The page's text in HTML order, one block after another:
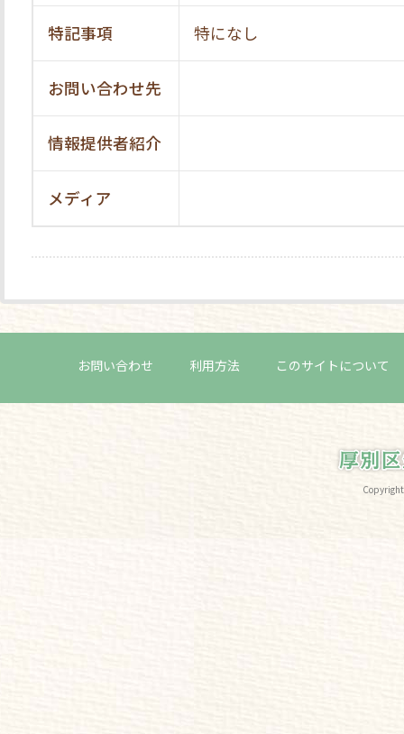
特記事項 特になし
お問い合わせ先
情報提供者紹介
メディア
お問い合わせ 利用方法 このサイトについて